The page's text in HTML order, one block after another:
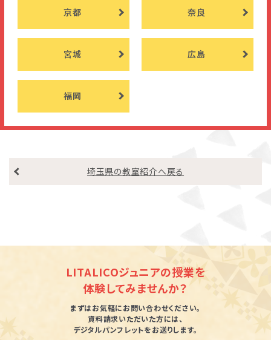
京都 奈良
宮城 広島
福岡
埼玉県の教室紹介へ戻る
LITALICOジュニアの授業を
体験してみませんか？
まずはお気軽にお問い合わせください。
資料請求いただいた方には、
デジタルパンフレットをお送りします。